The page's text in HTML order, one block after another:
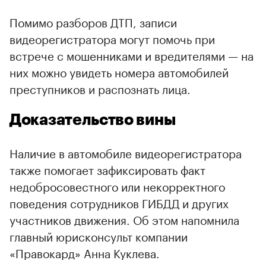
Помимо разборов ДТП, записи
видеорегистратора могут помочь при
встрече с мошенниками и вредителями — на
них можно увидеть номера автомобилей
преступников и распознать лица.
Доказательство вины
Наличие в автомобиле видеорегистратора
также помогает зафиксировать факт
недобросовестного или некорректного
поведения сотрудников ГИБДД и других
участников движения. Об этом напомнила
главный юрисконсульт компании
«Правокард» Анна Куклева.